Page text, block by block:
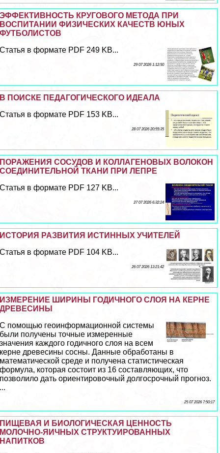
ЭФФЕКТИВНОСТЬ КРУГОВОГО МЕТОДА ПРИ
ВОСПИТАНИИ ФИЗИЧЕСКИХ КАЧЕСТВ ЮНЫХ
ФУТБОЛИСТОВ
Статья в формате PDF 249 KB...
29 07 2026 1:12:50
В ПОИСКЕ ПЕДАГОГИЧЕСКОГО ИДЕАЛА
Статья в формате PDF 153 KB...
28 07 2026 20:55:35
ПОРАЖЕНИЯ СОСУДОВ И КОЛЛАГЕНОВЫХ ВОЛОКОН
СОЕДИНИТЕЛЬНОЙ ТКАНИ ПРИ ЛЕПРЕ
Статья в формате PDF 127 KB...
27 07 2026 6:32:24
ИСТОРИЯ РАЗВИТИЯ ИСТИННЫХ УЧИТЕЛЕЙ
Статья в формате PDF 104 KB...
26 07 2026 13:21:42
ИЗМЕРЕНИЕ ШИРИНЫ ГОДИЧНОГО СЛОЯ НА КЕРНЕ
ДРЕВЕСИНЫ
С помощью геоинформационной системы
были получены точные измеренные
значения каждого годичного слоя на всем
керне древесины сосны. Данные обработаны в
математической среде и получена статистическая
формула, которая состоит из 16 составляющих, что
позволило дать ориентировочный долгосрочный прогноз.
...
25 07 2026 7:50:17
ПИЩЕВАЯ И БИОЛОГИЧЕСКАЯ ЦЕННОСТЬ
МОЛОЧНО-ЯИЧНЫХ СТРУКТУИРОВАННЫХ
НАПИТКОВ